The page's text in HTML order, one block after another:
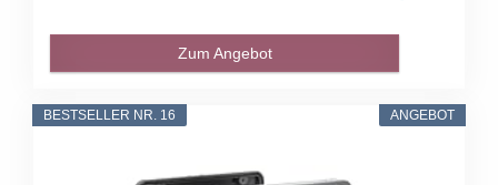
Zum Angebot
ANGEBOT
BESTSELLER NR. 16